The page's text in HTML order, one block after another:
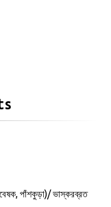
পাঁশকুড়া)/ ভাস্করব্রত